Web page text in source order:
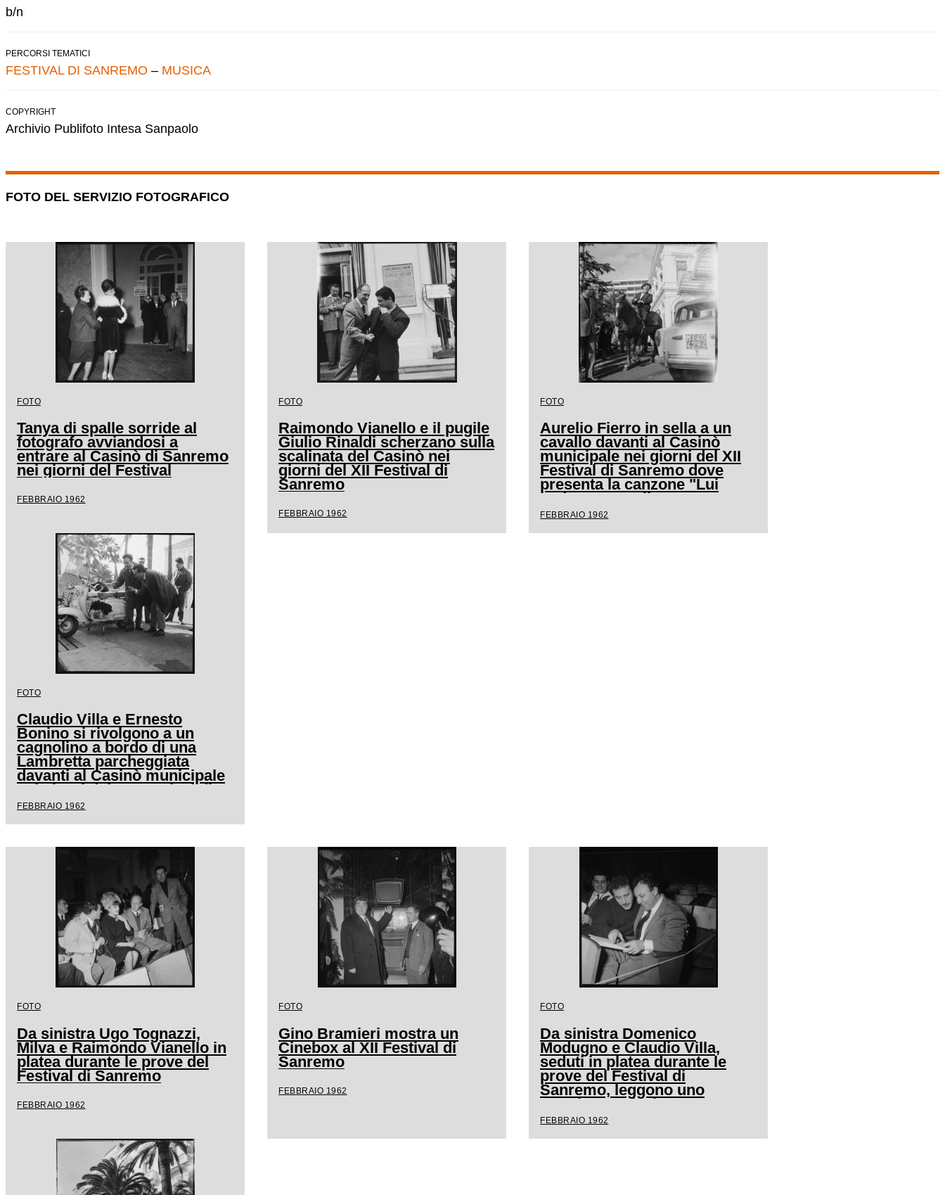
b/n
PERCORSI TEMATICI
FESTIVAL DI SANREMO – MUSICA
COPYRIGHT
Archivio Publifoto Intesa Sanpaolo
FOTO DEL SERVIZIO FOTOGRAFICO
FOTO
Tanya di spalle sorride al
fotografo avviandosi a
entrare al Casinò di Sanremo
nei giorni del Festival
FEBBRAIO 1962
FOTO
Raimondo Vianello e il pugile
Giulio Rinaldi scherzano sulla
scalinata del Casinò nei
giorni del XII Festival di
Sanremo
FEBBRAIO 1962
FOTO
Aurelio Fierro in sella a un
cavallo davanti al Casinò
municipale nei giorni del XII
Festival di Sanremo dove
presenta la canzone "Lui
andava a cavallo"
FEBBRAIO 1962
FOTO
Claudio Villa e Ernesto
Bonino si rivolgono a un
cagnolino a bordo di una
Lambretta parcheggiata
davanti al Casinò municipale
nei giorni del XII Festival di
Sanremo
FEBBRAIO 1962
FOTO
Da sinistra Ugo Tognazzi,
Milva e Raimondo Vianello in
platea durante le prove del
Festival di Sanremo
FEBBRAIO 1962
FOTO
Gino Bramieri mostra un
Cinebox al XII Festival di
Sanremo
FEBBRAIO 1962
FOTO
Da sinistra Domenico
Modugno e Claudio Villa,
seduti in platea durante le
prove del Festival di
Sanremo, leggono uno
spartito musicale
FEBBRAIO 1962